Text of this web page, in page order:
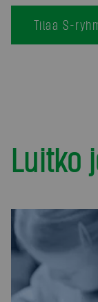
Tilaa S-
Luitko